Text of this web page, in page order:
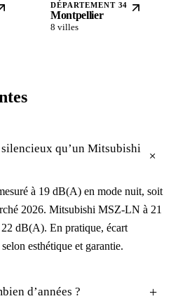
DÉPARTEMENT 34
Montpellier
8 villes
qu’un Mitsubishi
+
à 19 dB(A) en mode nuit, soit
2026. Mitsubishi MSZ-LN à 21
dB(A). En pratique, écart
esthétique et garantie.
d’années ? +